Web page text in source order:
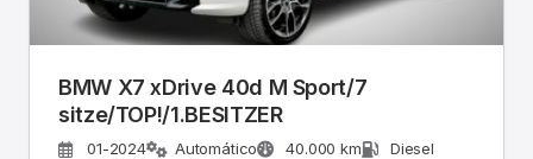
BMW X7 xDrive 40d M Sport/7
sitze/TOP!/1.BESITZER
01-2024 Automático 40.000 km
Diesel